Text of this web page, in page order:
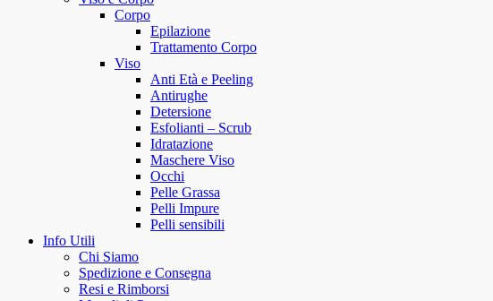
Corpo
Epilazione
Trattamento Corpo
Viso
Anti Età e Peeling
Antirughe
Detersione
Esfolianti – Scrub
Idratazione
Maschere Viso
Occhi
Pelle Grassa
Pelli Impure
Pelli sensibili
Info Utili
Chi Siamo
Spedizione e Consegna
Resi e Rimborsi